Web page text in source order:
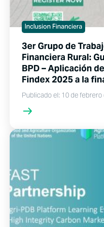
Inclusion Financiera
3er Grupo de
Financiera Rural:
BPD – Aplicación
Findex 2025 a la
Publicado el: 10 de febrero